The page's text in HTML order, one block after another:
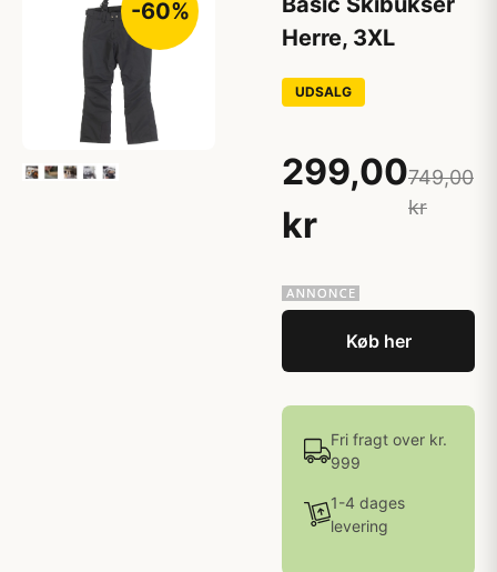
-60%
Herre, 3XL
UDSALG
299,00
kr
749,00
kr
Køb her
Fri fragt over kr.
999
1-4 dages
levering